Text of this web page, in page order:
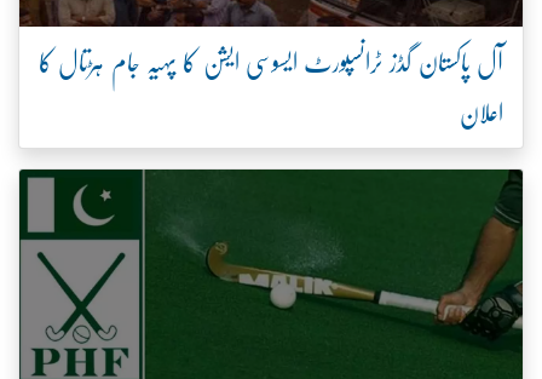
آل پاکستان گڈز ٹرانسپورٹ ایسوسی ایشن کا پہیہ جام ہڑتال کا
اعلان